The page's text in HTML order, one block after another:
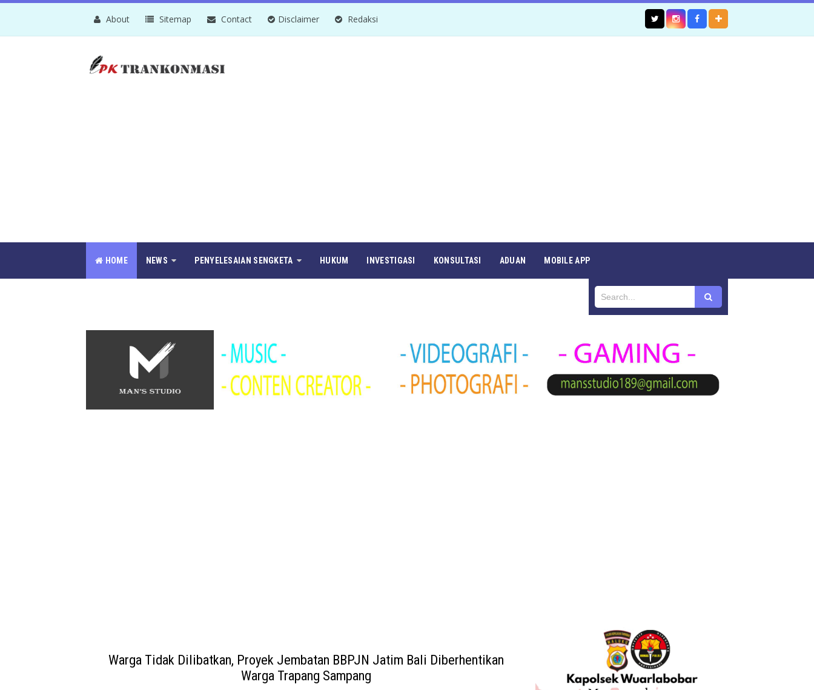
About Sitemap Contact Disclaimer Redaksi
HOME NEWS PENYELESAIAN SENGKETA HUKUM INVESTIGASI KONSULTASI ADUAN MOBILE APP
Warga Tidak Dilibatkan, Proyek Jembatan BBPJN Jatim Bali Diberhentikan
Warga Trapang Sampang